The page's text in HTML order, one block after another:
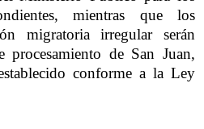
mientras que los
migratoria irregular serán
procesamiento de San Juan,
conforme a la Ley